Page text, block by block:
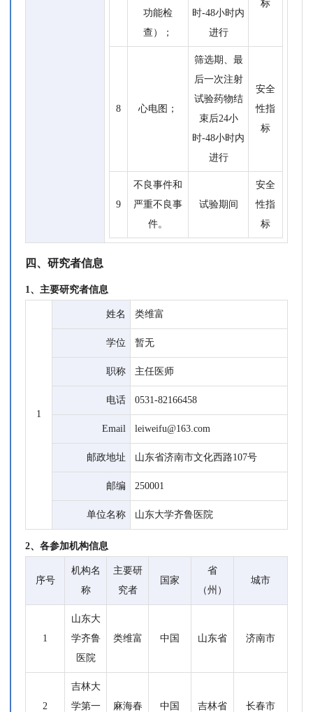
功能检
查）；
时-48小时内
进行
标
8 心电图；
筛选期、最
后一次注射
试验药物结
束后24小
时-48小时内
进行
安全
性指
标
9
不良事件和
严重不良事
件。
试验期间
安全
性指
标
四、研究者信息
1、主要研究者信息
1
姓名 类维富
学位 暂无
职称 主任医师
电话 0531-82166458
Email leiweifu@163.com
邮政地址 山东省济南市文化西路107号
邮编 250001
单位名称 山东大学齐鲁医院
2、各参加机构信息
序号
机构名
称
主要研
究者
国家
省
（州）
城市
1
山东大
学齐鲁
医院
类维富 中国 山东省 济南市
2
吉林大
学第一
麻海春 中国 吉林省 长春市